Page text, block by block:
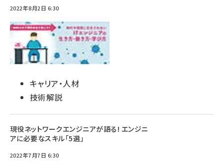
2022年8月2日 6:30
キャリア・人材
技術解説
現役ネットワークエンジニアが語る! エンジニ
アに必要なスキル「5選」
2022年7月7日 6:30